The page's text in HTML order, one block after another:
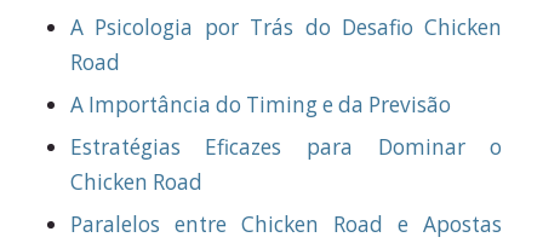
A Psicologia por Trás do Desafio Chicken
Road
A Importância do Timing e da Previsão
Estratégias Eficazes para Dominar o
Chicken Road
Paralelos entre Chicken Road e Apostas